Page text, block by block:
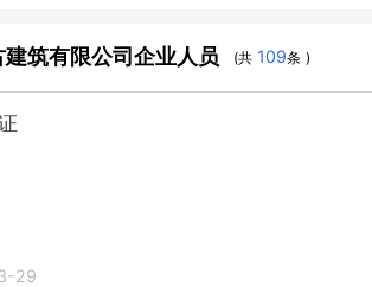
筑有限公司企业人员 (共 109条 )
29